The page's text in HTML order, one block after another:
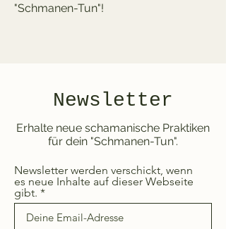
"Schmanen-Tun"!
Newsletter
Erhalte neue schamanische Praktiken
für dein "Schmanen-Tun".
Newsletter werden verschickt, wenn
es neue Inhalte auf dieser Webseite
gibt.